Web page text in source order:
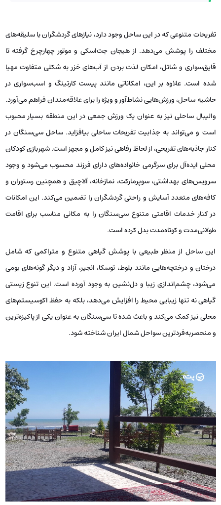
تفریحات متنوعی که در این ساحل وجود دارد، نیازهای گردشگران با سلیقه‌های
مختلف را پوشش می‌دهد. از هیجان جت‌اسکی و موتور چهارچرخ گرفته تا
قایق‌سواری و شاتل، امکان لذت بردن از آب‌های خزر به شکلی متفاوت مهیا
شده است. علاوه بر این، امکاناتی مانند پیست کارتینگ و اسب‌سواری در
حاشیه ساحل، ورزش‌هایی نشاط‌آور و ویژه را برای علاقه‌مندان فراهم می‌آورد.
والیبال ساحلی نیز به عنوان یک ورزش جمعی در این منطقه بسیار محبوب
است و می‌تواند به جذابیت تفریحات ساحلی بیافزاید. ساحل سی‌سنگان در
کنار جاذبه‌های تفریحی، از لحاظ رفاهی نیز کامل و مجهز است. شهربازی کودکان
محلی ایده‌آل برای سرگرمی خانواده‌های دارای فرزند محسوب می‌شود و وجود
سرویس‌های بهداشتی، سوپرمارکت، نمازخانه، آلاچیق‌ و همچنین رستوران و
کافه‌های متعدد آسایش و راحتی گردشگران را تضمین می‌کند. این امکانات
در کنار خدمات اقامتی متنوع سی‌سنگان را به مکانی مناسب برای اقامت
طولانی‌مدت و کوتاه‌مدت بدل کرده است.
این ساحل از منظر طبیعی با پوشش گیاهی متنوع و متراکمی که شامل
درختان و درختچه‌هایی مانند بلوط، توسکا، انجیر، آزاد و دیگر گونه‌های بومی
می‌شود، چشم‌اندازی زیبا و دل‌نشین به وجود آورده است. این تنوع زیستی
گیاهی نه تنها زیبایی محیط را افزایش می‌دهد، بلکه به حفظ اکوسیستم‌های
محلی نیز کمک می‌کند و باعث شده تا سی‌سنگان به عنوان یکی از پاکیزه‌ترین
و منحصربه‌فردترین سواحل شمال ایران شناخته شود.